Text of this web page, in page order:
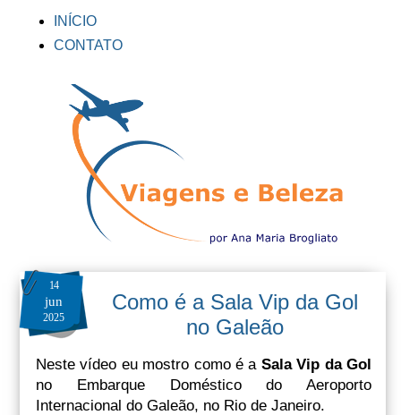
INÍCIO
CONTATO
14
jun
2025
Como é a Sala Vip da Gol
no Galeão
Neste vídeo eu mostro como é a Sala Vip da Gol
no Embarque Doméstico do Aeroporto
Internacional do Galeão, no Rio de Janeiro.